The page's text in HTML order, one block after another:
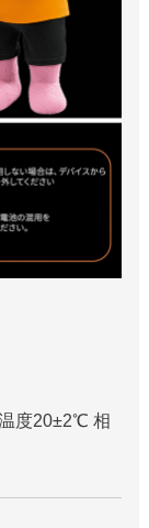
度20±2℃ 相